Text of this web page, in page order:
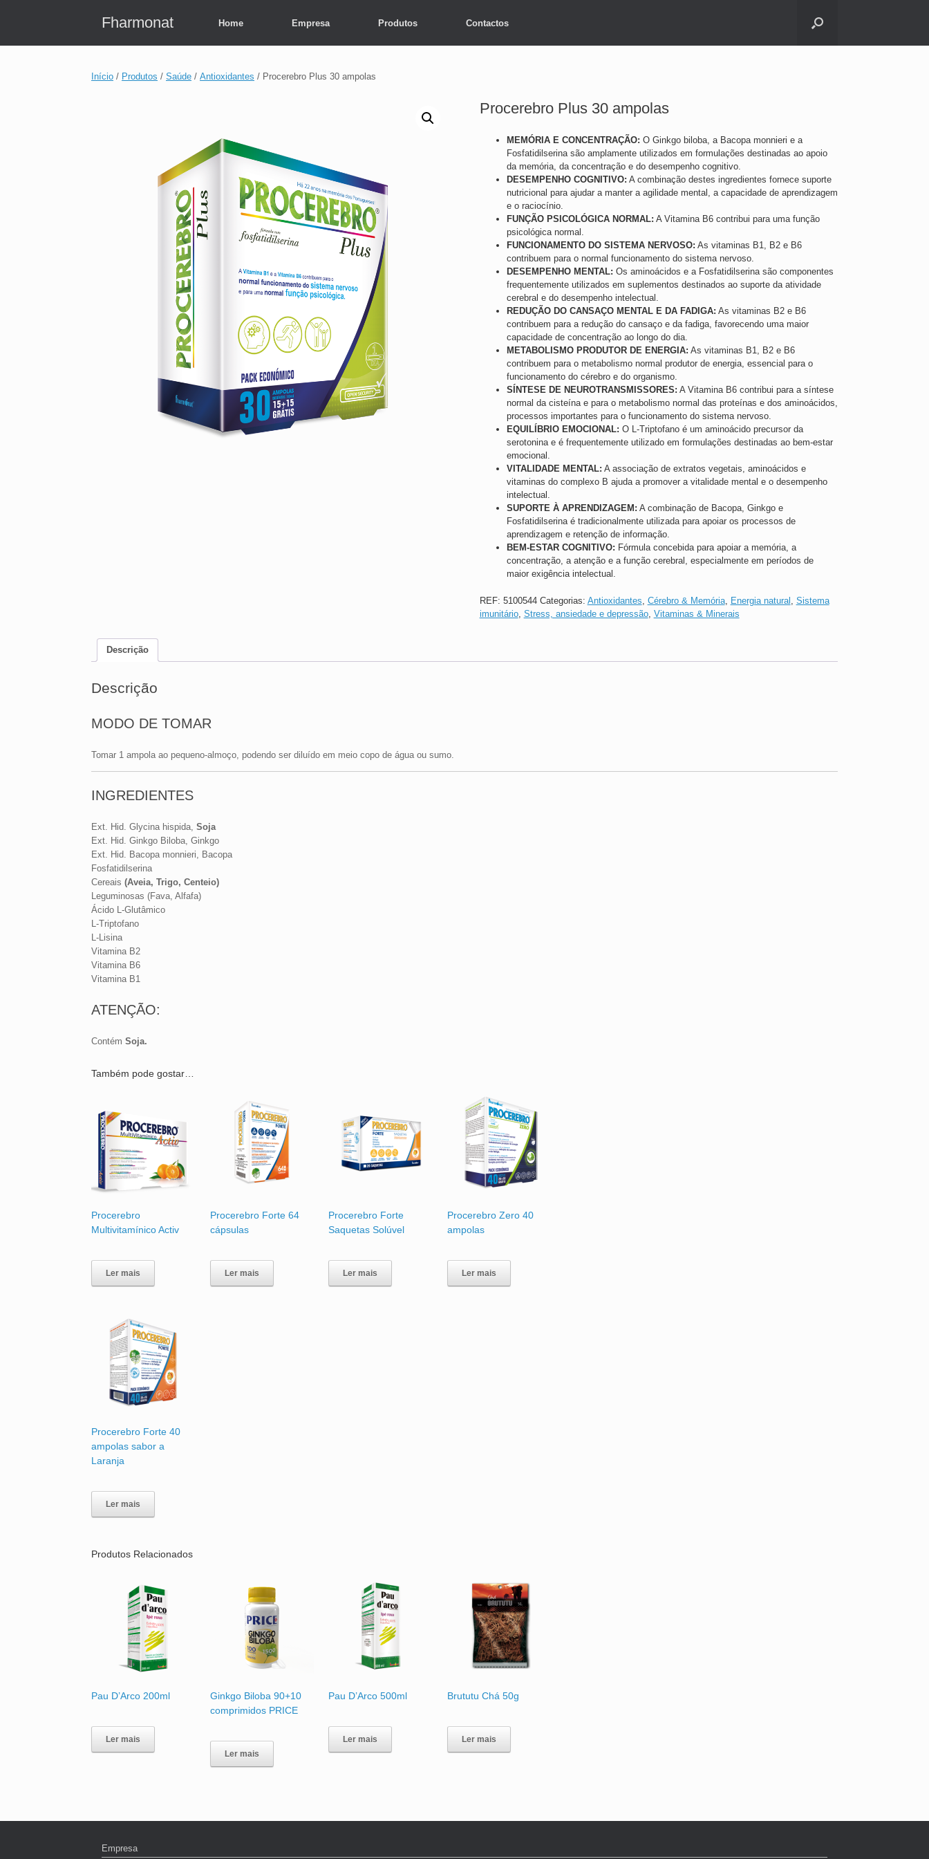
Fharmonat Home Empresa Produtos Contactos
Início / Produtos / Saúde / Antioxidantes / Procerebro Plus 30 ampolas
Procerebro Plus 30 ampolas
MEMÓRIA E CONCENTRAÇÃO: O Ginkgo biloba, a Bacopa monnieri e a
Fosfatidilserina são amplamente utilizados em formulações destinadas ao apoio
da memória, da concentração e do desempenho cognitivo.
DESEMPENHO COGNITIVO: A combinação destes ingredientes fornece suporte
nutricional para ajudar a manter a agilidade mental, a capacidade de aprendizagem
e o raciocínio.
FUNÇÃO PSICOLÓGICA NORMAL: A Vitamina B6 contribui para uma função
psicológica normal.
FUNCIONAMENTO DO SISTEMA NERVOSO: As vitaminas B1, B2 e B6
contribuem para o normal funcionamento do sistema nervoso.
DESEMPENHO MENTAL: Os aminoácidos e a Fosfatidilserina são componentes
frequentemente utilizados em suplementos destinados ao suporte da atividade
cerebral e do desempenho intelectual.
REDUÇÃO DO CANSAÇO MENTAL E DA FADIGA: As vitaminas B2 e B6
contribuem para a redução do cansaço e da fadiga, favorecendo uma maior
capacidade de concentração ao longo do dia.
METABOLISMO PRODUTOR DE ENERGIA: As vitaminas B1, B2 e B6
contribuem para o metabolismo normal produtor de energia, essencial para o
funcionamento do cérebro e do organismo.
SÍNTESE DE NEUROTRANSMISSORES: A Vitamina B6 contribui para a síntese
normal da cisteína e para o metabolismo normal das proteínas e dos aminoácidos,
processos importantes para o funcionamento do sistema nervoso.
EQUILÍBRIO EMOCIONAL: O L-Triptofano é um aminoácido precursor da
serotonina e é frequentemente utilizado em formulações destinadas ao bem-estar
emocional.
VITALIDADE MENTAL: A associação de extratos vegetais, aminoácidos e
vitaminas do complexo B ajuda a promover a vitalidade mental e o desempenho
intelectual.
SUPORTE À APRENDIZAGEM: A combinação de Bacopa, Ginkgo e
Fosfatidilserina é tradicionalmente utilizada para apoiar os processos de
aprendizagem e retenção de informação.
BEM-ESTAR COGNITIVO: Fórmula concebida para apoiar a memória, a
concentração, a atenção e a função cerebral, especialmente em períodos de
maior exigência intelectual.
REF: 5100544 Categorias: Antioxidantes Cérebro & Memória, Energia natural Sistema
imunitário, Stress, ansiedade e depressão, Vitaminas & Minerais
Descrição
Descrição
MODO DE TOMAR
Tomar 1 ampola ao pequeno-almoço, podendo ser diluído em meio copo de água ou sumo.
INGREDIENTES
Ext. Hid. Glycina hispida, Soja
Ext. Hid. Ginkgo Biloba, Ginkgo
Ext. Hid. Bacopa monnieri, Bacopa
Fosfatidilserina
Cereais (Aveia, Trigo, Centeio)
Leguminosas (Fava, Alfafa)
Ácido L-Glutâmico
L-Triptofano
L-Lisina
Vitamina B2
Vitamina B6
Vitamina B1
ATENÇÃO:
Contém Soja.
Também pode gostar…
Procerebro
Multivitamínico Activ
Ler mais
Procerebro Forte 64
cápsulas
Ler mais
Procerebro Forte
Saquetas Solúvel
Ler mais
Procerebro Zero 40
ampolas
Ler mais
Procerebro Forte 40
ampolas sabor a
Laranja
Ler mais
Produtos Relacionados
Pau D’Arco 200ml
Ler mais
Ginkgo Biloba 90+10
comprimidos PRICE
Ler mais
Pau D’Arco 500ml
Ler mais
Brututu Chá 50g
Ler mais
Empresa